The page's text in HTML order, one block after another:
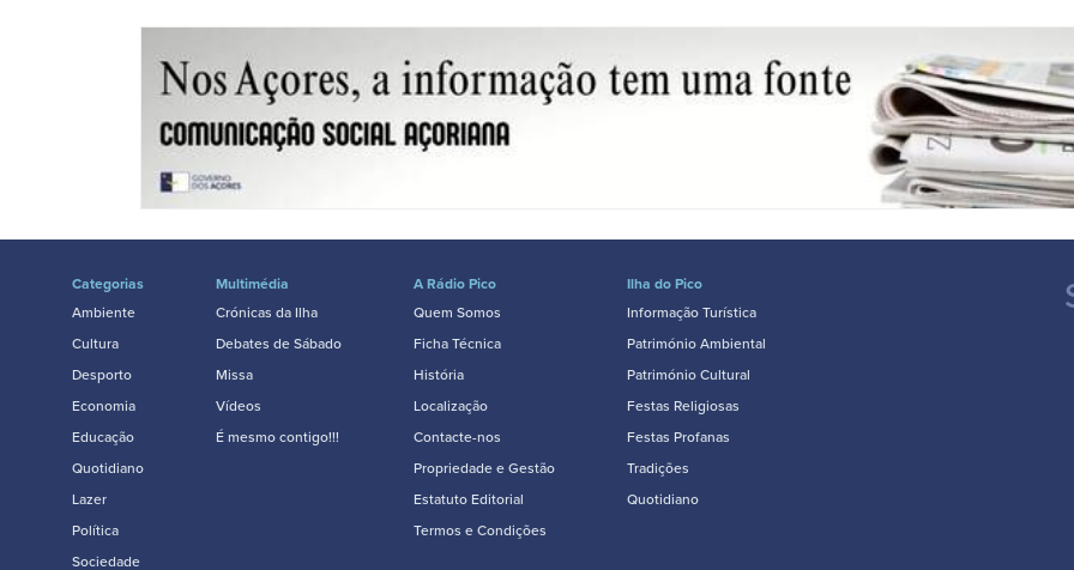
Categorias
Ambiente
Cultura
Desporto
Economia
Educação
Quotidiano
Lazer
Política
Sociedade
Multimédia
Crónicas da Ilha
Debates de Sábado
Missa
Vídeos
É mesmo contigo!!!
A Rádio Pico
Quem Somos
Ficha Técnica
História
Localização
Contacte-nos
Propriedade e Gestão
Estatuto Editorial
Termos e Condições
Ilha do Pico
Informação Turística
Património Ambiental
Património Cultural
Festas Religiosas
Festas Profanas
Tradições
Quotidiano